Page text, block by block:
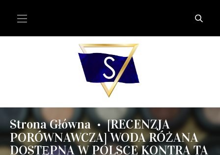
Strona Główna • [RECENZJA
PORÓWNAWCZA] WODA RÓŻANA
DOSTĘPNA W POLSCE KONTRA TA